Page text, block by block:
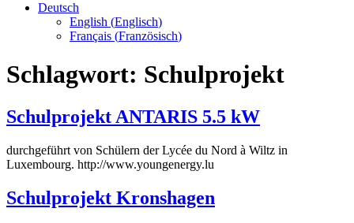
Deutsch
English (Englisch)
Français (Französisch)
Schlagwort: Schulprojekt
Schulprojekt ANTARIS 5.5 kW
durchgeführt von Schülern der Lycée du Nord à Wiltz in
Luxembourg. http://www.youngenergy.lu
Schulprojekt Kronshagen